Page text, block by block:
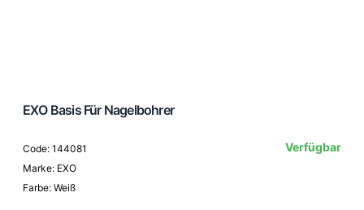
EXO Basis Für Nagelbohrer
Code: 144081
Marke: EXO
Farbe: Weiß
Verfügbar